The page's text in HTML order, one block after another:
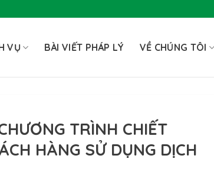
VỤ BÀI VIẾT PHÁP LÝ VỀ CHÚNG TÔI
TRÌNH CHIẾT
HÀNG SỬ DỤNG DỊCH